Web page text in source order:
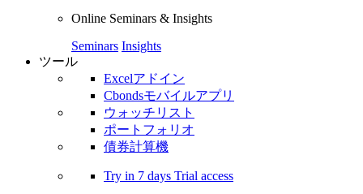
Online Seminars & Insights
Seminars Insights
ツール
Excelアドイン
Cbondsモバイルアプリ
ウォッチリスト
ポートフォリオ
債券計算機
Try in 7 days Trial access